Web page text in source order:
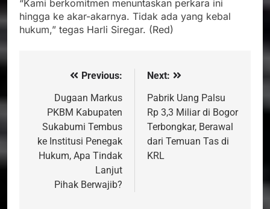
“Kami berkomitmen menuntaskan perkara ini
hingga ke akar-akarnya. Tidak ada yang kebal
hukum,” tegas Harli Siregar. (Red)
NavigasiPrevious:
Dugaan Markus
PKBM Kabupaten
Sukabumi Tembus
ke Institusi Penegak
Hukum, Apa Tindak
Lanjut
Pihak Berwajib?
Next:
Pabrik Uang Palsu
Rp 3,3 Miliar di Bogor
Terbongkar, Berawal
dari Temuan Tas di
KRL